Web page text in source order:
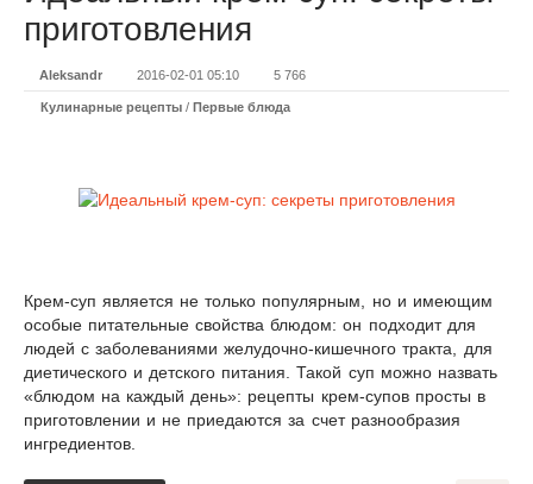
приготовления
Aleksandr 2016-02-01 05:10 5 766
Кулинарные рецепты / Первые блюда
Крем-суп является не только популярным, но и имеющим
особые питательные свойства блюдом: он подходит для
людей с заболеваниями желудочно-кишечного тракта, для
диетического и детского питания. Такой суп можно назвать
«блюдом на каждый день»: рецепты крем-супов просты в
приготовлении и не приедаются за счет разнообразия
ингредиентов.